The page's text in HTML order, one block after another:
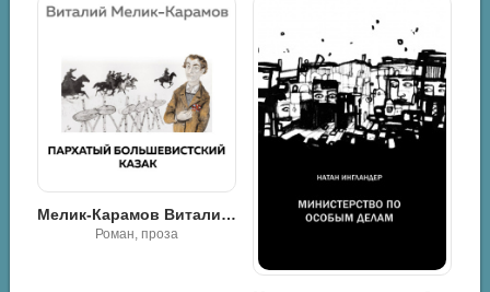
Мелик-Карамов Виталий - Пархатый Большевистский Казак
Роман, проза